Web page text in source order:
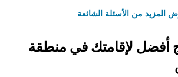
المزيد من الأسئلة الشائعة
أفضل لإقامتك في منطقة